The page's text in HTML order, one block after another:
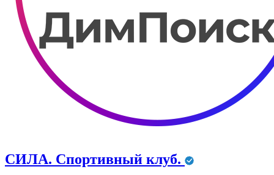
СИЛА. Спортивный клуб.